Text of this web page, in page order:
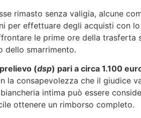
rimasto senza valigia, alcune
per effettuare degli acquisti con
le prime ore della trasferta
dello smarrimento.
(dsp) pari a circa 1.100
la consapevolezza che il giudice
intima può essere
ottenere un rimborso completo.